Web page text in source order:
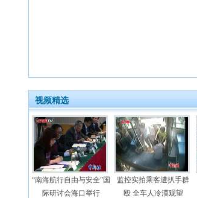
视频精选
“南海航行自由与安全”国
际研讨会海口举行
监控实拍乘客遭扒手群
殴 全车人冷漠观望